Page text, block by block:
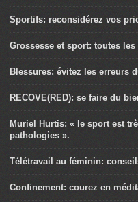
Sportifs: reconsidérez vos
Grossesse et sport: toutes
Blessures: évitez les erreurs
RECOVE(RED): se faire du
Muriel Hurtis: « le sport est
pathologies ».
Télétravail au féminin:
Confinement: courez en